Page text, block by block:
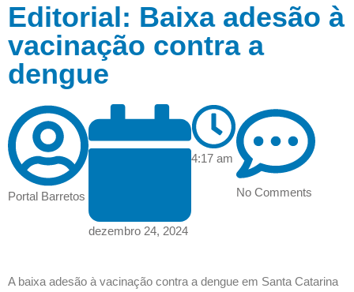
Editorial: Baixa adesão à
vacinação contra a
dengue
Portal Barretos
dezembro 24, 2024
4:17 am
No Comments
A baixa adesão à vacinação contra a dengue em Santa Catarina